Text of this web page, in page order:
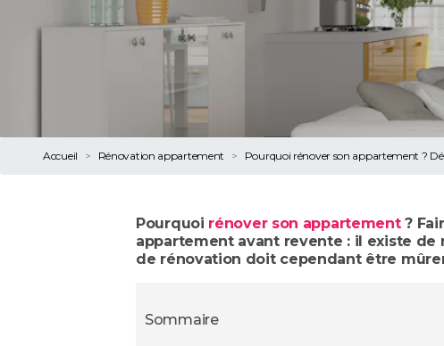
Accueil Rénovation appartement Pourquoi rénover son appartement ?
Pourquoi rénover son appartement?
appartement avant revente : il existe
de rénovation doit cependant être
Sommaire